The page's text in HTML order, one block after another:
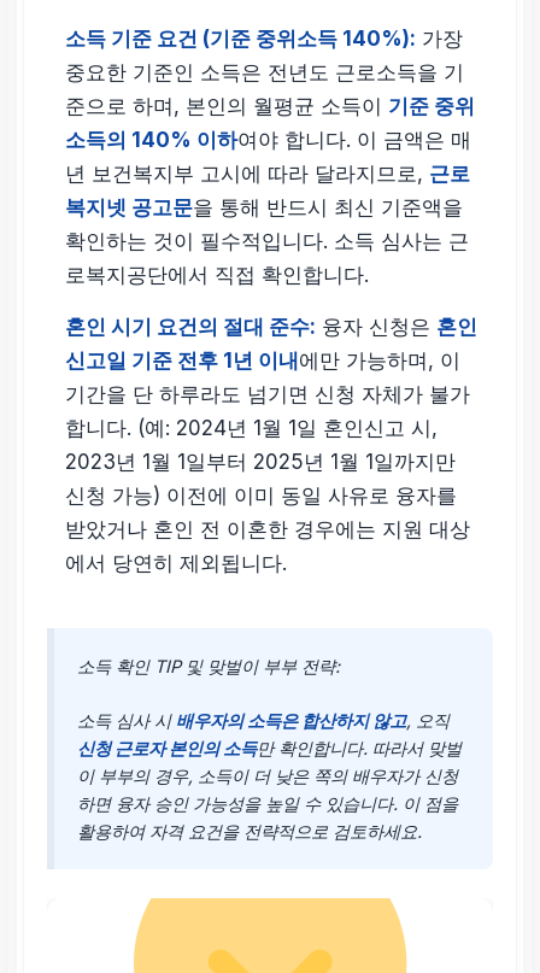
소득 기준 요건 (기준 중위소득 140%): 가장
중요한 기준인 소득은 전년도 근로소득을 기
준으로 하며, 본인의 월평균 소득이 기준 중위
소득의 140% 이하여야 합니다. 이 금액은 매
년 보건복지부 고시에 따라 달라지므로, 근로
복지넷 공고문을 통해 반드시 최신 기준액을
확인하는 것이 필수적입니다. 소득 심사는 근
로복지공단에서 직접 확인합니다.
혼인 시기 요건의 절대 준수: 융자 신청은 혼인
신고일 기준 전후 1년 이내에만 가능하며, 이
기간을 단 하루라도 넘기면 신청 자체가 불가
합니다. (예: 2024년 1월 1일 혼인신고 시,
2023년 1월 1일부터 2025년 1월 1일까지만
신청 가능) 이전에 이미 동일 사유로 융자를
받았거나 혼인 전 이혼한 경우에는 지원 대상
에서 당연히 제외됩니다.
소득 확인 TIP 및 맞벌이 부부 전략:
소득 심사 시 배우자의 소득은 합산하지 않고, 오직
신청 근로자 본인의 소득만 확인합니다. 따라서 맞벌
이 부부의 경우, 소득이 더 낮은 쪽의 배우자가 신청
하면 융자 승인 가능성을 높일 수 있습니다. 이 점을
활용하여 자격 요건을 전략적으로 검토하세요.